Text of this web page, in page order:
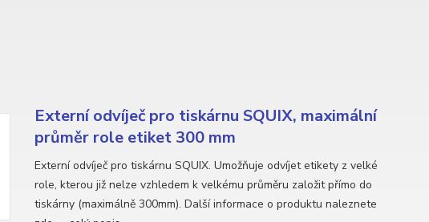
Externí odvíječ pro tiskárnu SQUIX, maximální
průměr role etiket 300 mm
Externí odvíječ pro tiskárnu SQUIX. Umožňuje odvíjet etikety z velké
role, kterou již nelze vzhledem k velkému průměru založit přímo do
tiskárny (maximálně 300mm). Další informace o produktu naleznete